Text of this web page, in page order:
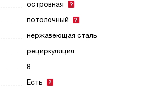
островная
потолочный
нержавеющая сталь
рециркуляция
8
Есть